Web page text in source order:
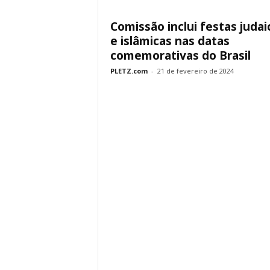
Comissão inclui festas
e islâmicas nas datas
comemorativas do Brasil
PLETZ.com - 21 de fevereiro de 2024